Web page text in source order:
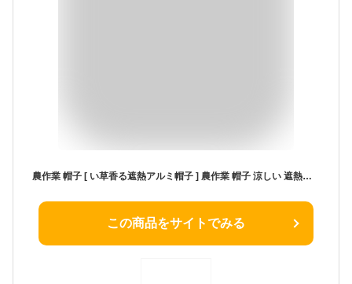
農作業 帽子 [ い草香る遮熱アルミ帽子 ] 農作業 帽子 涼しい 遮熱帽子 遮熱 帽子 農作業 帽子 アルミ最大−26℃の遮熱アルミ帽子 涼感アルミ帽子 遮熱帽子 猛暑対策 アルミ帽子 農作業用 遮熱 アルミ帽子 ガーデニング 熱中症対策 UV99.9％カット 涼しい帽子 ツバ帽子 夏用
この商品をサイトでみる